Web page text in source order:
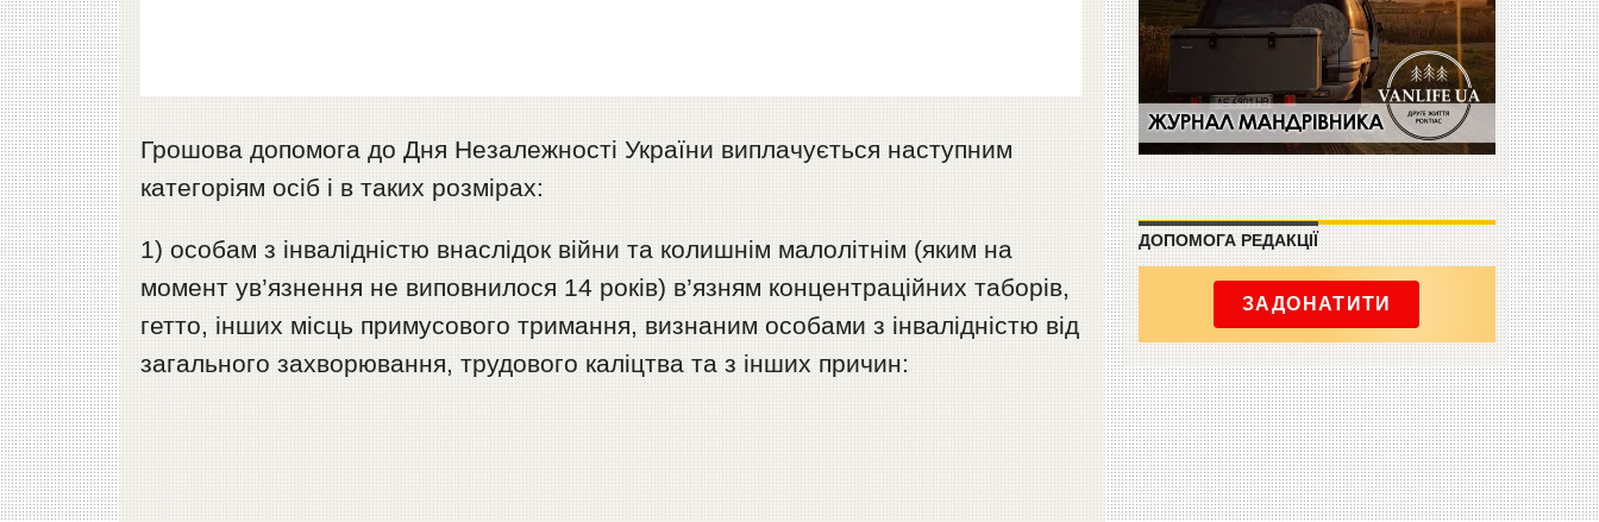
Грошова допомога до Дня Незалежності України виплачується наступним
категоріям осіб і в таких розмірах:
1) особам з інвалідністю внаслідок війни та колишнім малолітнім (яким на
момент ув’язнення не виповнилося 14 років) в’язням концентраційних таборів,
гетто, інших місць примусового тримання, визнаним особами з інвалідністю від
загального захворювання, трудового каліцтва та з інших причин:
ДОПОМОГА РЕДАКЦІЇ
ЗАДОНАТИТИ